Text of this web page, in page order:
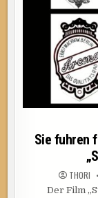
Sie fuhren
THORI
Der Film